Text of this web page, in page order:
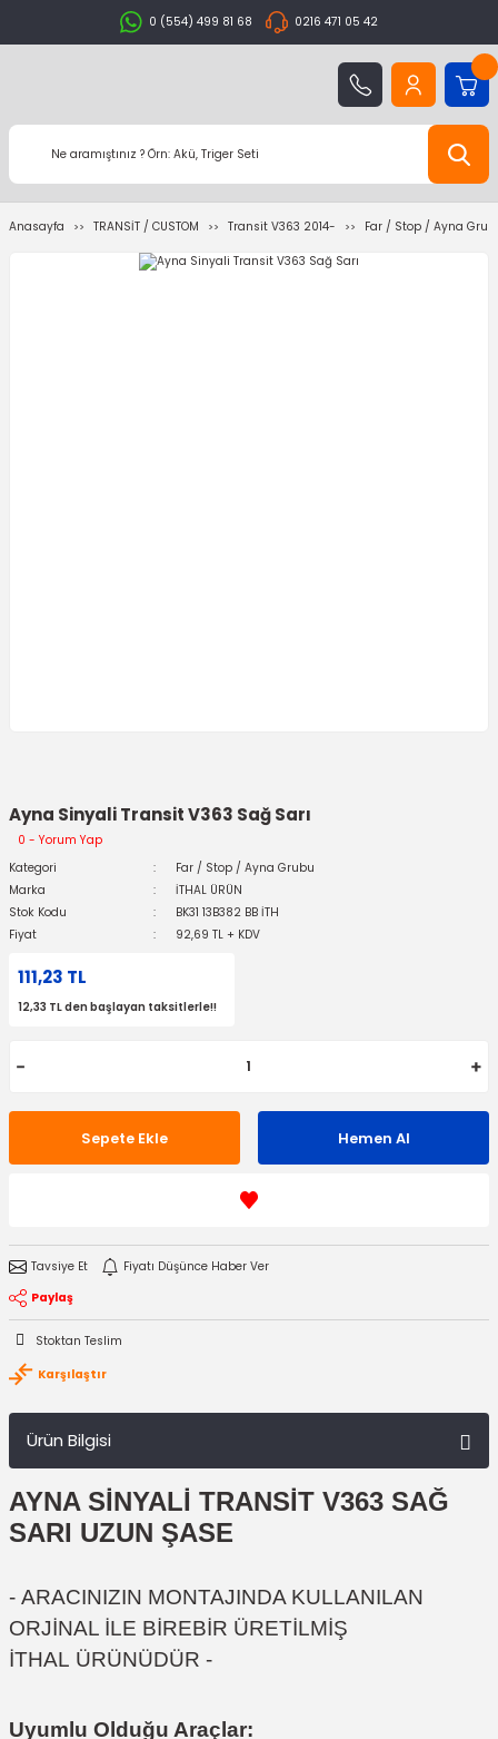
0 (554) 499 81 68 0216 471 05 42
Anasayfa TRANSİT / CUSTOM Transit V363 2014- Far / Stop / Ayna
Ayna Sinyali Transit V363 Sağ Sarı
0 - Yorum Yap
Kategori
Far / Stop / Ayna Grubu
Marka
İTHAL ÜRÜN
Stok Kodu
BK31 13B382 BB İTH
Fiyat
92,69 TL + KDV
111,23 TL
12,33 TL den başlayan taksitlerle!!
Sepete Ekle Hemen Al
Tavsiye Et
Fiyatı Düşünce Haber Ver
Paylaş
Stoktan Teslim
Karşılaştır
Ürün Bilgisi
AYNA SİNYALİ TRANSİT V363 SAĞ
SARI UZUN ŞASE
- ARACINIZIN MONTAJINDA KULLANILAN
ORJİNAL İLE BİREBİR ÜRETİLMİŞ
İTHAL ÜRÜNÜDÜR -
Uyumlu Olduğu Araçlar: